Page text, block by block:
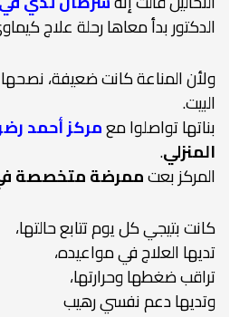
الدكتور بدأ معاها رحلة علاج
ولأن المناعة كانت ضعيفة، نصحها
البيت.
بناتها تواصلوا معمركز أحمد
المنزلي.
المركز بعتممرضة متخصصة في
كانت بتيجي كل يوم تتابع حالتها،
تديها العلاج في مواعيده،
تراقب ضغطها وحرارتها،
وتديها دعم نفسي رهيب